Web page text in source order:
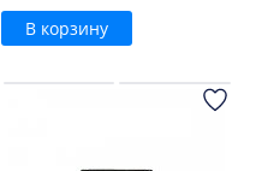
В корзину